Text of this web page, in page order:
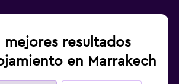
mejores resultados
en Marrakech